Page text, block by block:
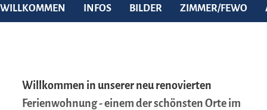
WILLKOMMEN INFOS BILDER ZIMMER/FEWO
Willkommen in unserer neu renovierten
Ferienwohnung - einem der schönsten Orte im